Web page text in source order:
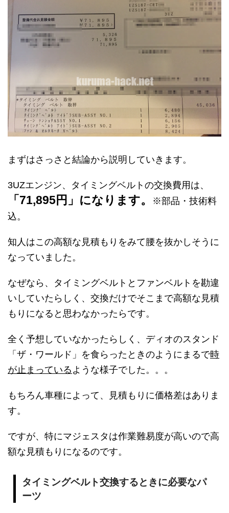
まずはさっさと結論から説明していきます。
3UZエンジン、タイミングベルトの交換費用は、
「71,895円」になります。
※部品・技術料
込。
知人はこの高額な見積もりをみて腰を抜かしそうに
なっていました。
なぜなら、タイミングベルトとファンベルトを勘違
いしていたらしく、交換だけでそこまで高額な見積
もりになると思わなかったらです。
全く予想していなかったらしく、ディオのスタンド
「ザ・ワールド」を食らったときのようにまるで時
が止まっている ような様子でした。。。
もちろん車種によって、見積もりに価格差はありま
す。
ですが、特にマジェスタは作業難易度が高いので高
額な見積もりになるのです。
タイミングベルト交換するときに必要なパ
ーツ